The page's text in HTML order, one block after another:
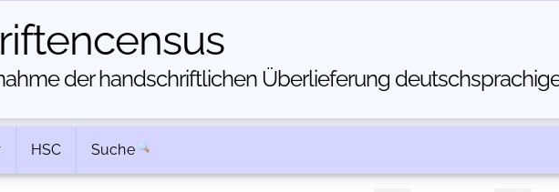
der handschriftlichen Über­lieferung
HSC Suche